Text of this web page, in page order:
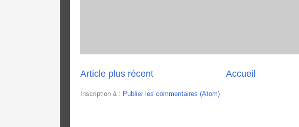
Article plus récent Accueil
Inscription à : Publier les commentaires (Atom)